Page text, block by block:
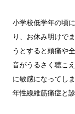
小学校低学年の頃
り、お休み明けで
うとすると頭痛や
音がうるさく聴こ
に敏感になってし
年性線維筋痛症と